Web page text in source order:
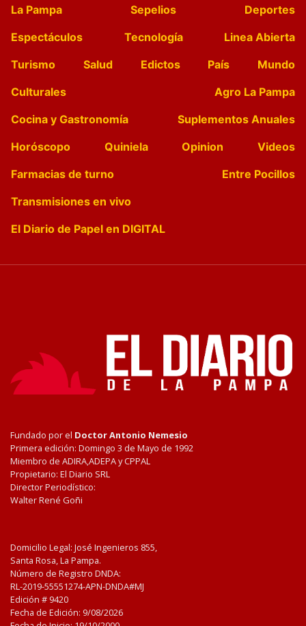
La Pampa Sepelios
Deportes
Espectáculos
Tecnología
Linea Abierta
Turismo
Salud Edictos País
Mundo
Culturales
Agro La Pampa
Cocina y Gastronomía
Suplementos Anuales
Horóscopo
Quiniela Opinion
Videos
Farmacias de turno
Entre Pocillos
Transmisiones en vivo
El Diario de Papel en DIGITAL
Fundado por el Doctor Antonio Nemesio
Primera edición: Domingo 3 de Mayo de 1992
Miembro de ADIRA,ADEPA y CPPAL
Propietario: El Diario SRL
Director Periodístico:
Walter René Goñi
Domicilio Legal: José Ingenieros 855,
Santa Rosa, La Pampa.
Número de Registro DNDA:
RL-2019-55551274-APN-DNDA#MJ
Edición # 9420
Fecha de Edición: 9/08/2026